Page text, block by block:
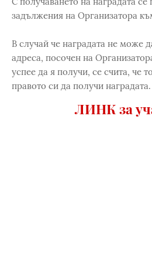
задължения на Организатора
В случай че наградата не може
адреса, посочен на
успее да я получи, се счита, че
правото си да получи наградата.
ЛИНК за